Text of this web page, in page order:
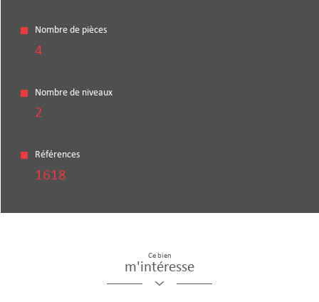
Nombre de pièces
4
Nombre de niveaux
2
Références
1618
Ce bien
m'intéresse